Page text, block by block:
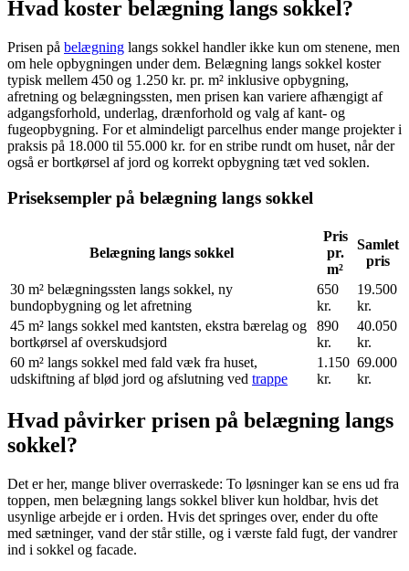
Hvad koster belægning langs sokkel?
Prisen på belægning langs sokkel handler ikke kun om stenene, men
om hele opbygningen under dem. Belægning langs sokkel koster
typisk mellem 450 og 1.250 kr. pr. m² inklusive opbygning,
afretning og belægningssten, men prisen kan variere afhængigt af
adgangsforhold, underlag, drænforhold og valg af kant- og
fugeopbygning. For et almindeligt parcelhus ender mange projekter i
praksis på 18.000 til 55.000 kr. for en stribe rundt om huset, når der
også er bortkørsel af jord og korrekt opbygning tæt ved soklen.
Priseksempler på belægning langs sokkel
Belægning langs sokkel
Pris
pr.
m²
Samlet
pris
30 m² belægningssten langs sokkel, ny
bundopbygning og let afretning
650
kr.
19.500
kr.
45 m² langs sokkel med kantsten, ekstra bærelag og
bortkørsel af overskudsjord
890
kr.
40.050
kr.
60 m² langs sokkel med fald væk fra huset,
udskiftning af blød jord og afslutning ved trappe
1.150
kr.
69.000
kr.
Hvad påvirker prisen på belægning langs
sokkel?
Det er her, mange bliver overraskede: To løsninger kan se ens ud fra
toppen, men belægning langs sokkel bliver kun holdbar, hvis det
usynlige arbejde er i orden. Hvis det springes over, ender du ofte
med sætninger, vand der står stille, og i værste fald fugt, der vandrer
ind i sokkel og facade.